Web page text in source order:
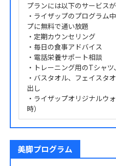
プランには以下のサービスが
・ライザップのプログラム
プに無料で通い放題
・定期カウンセリング
・毎日の食事アドバイス
・電話栄養サポート相談
・トレーニング用のTシャ
・バスタオル、フェイスタ
出し
・ライザップオリジナルウ
時）
美脚プログラム